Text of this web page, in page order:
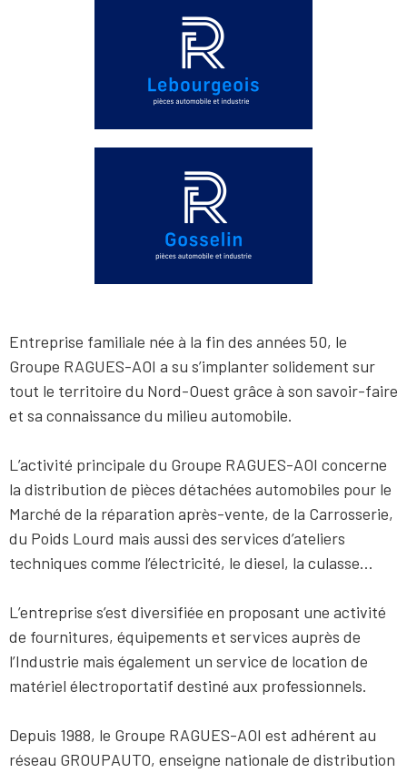
Entreprise familiale née à la fin des années 50, le
Groupe RAGUES-AOI a su s’implanter solidement sur
tout le territoire du Nord-Ouest grâce à son savoir-faire
et sa connaissance du milieu automobile.
L’activité principale du Groupe RAGUES-AOI concerne
la distribution de pièces détachées automobiles pour le
Marché de la réparation après-vente, de la Carrosserie,
du Poids Lourd mais aussi des services d’ateliers
techniques comme l’électricité, le diesel, la culasse…
L’entreprise s’est diversifiée en proposant une activité
de fournitures, équipements et services auprès de
l’Industrie mais également un service de location de
matériel électroportatif destiné aux professionnels.
Depuis 1988, le Groupe RAGUES-AOI est adhérent au
réseau GROUPAUTO, enseigne nationale de distribution